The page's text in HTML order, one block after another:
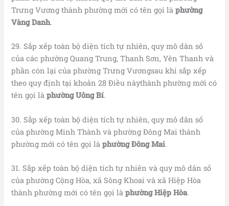
Trưng Vương thành phường mới có tên gọi làphường
Vàng Danh.
29. Sắp xếp toàn bộ diện tích tự nhiên, quy mô dân số
của các phường Quang Trung, Thanh Sơn, Yên Thanh và
phần còn lại của phường Trưng Vươngsau khi sắp xếp
theo quy định tại khoản 28 Điều nàythành phường mới có
tên gọi làphường Uông Bí.
30. Sắp xếp toàn bộ diện tích tự nhiên, quy mô dân số
của phường Minh Thành và phường Đông Mai thành
phường mới có tên gọi làphường Đông Mai.
31. Sắp xếp toàn bộ diện tích tự nhiên và quy mô dân số
của phường Cộng Hòa, xã Sông Khoai và xã Hiệp Hòa
thành phường mới có tên gọi làphường Hiệp Hòa.